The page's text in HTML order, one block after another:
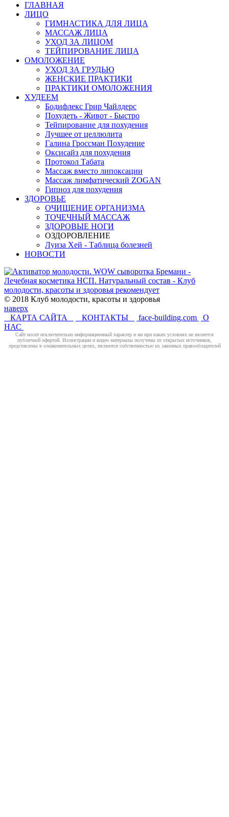
ГЛАВНАЯ
ЛИЦО
ГИМНАСТИКА ДЛЯ ЛИЦА
МАССАЖ ЛИЦА
УХОД ЗА ЛИЦОМ
ТЕЙПИРОВАНИЕ ЛИЦА
ОМОЛОЖЕНИЕ
УХОД ЗА ГРУДЬЮ
ЖЕНСКИЕ ПРАКТИКИ
ПРАКТИКИ ОМОЛОЖЕНИЯ
ХУДЕЕМ
Бодифлекс Грир Чайлдерс
Похудеть - Живот - Быстро
Тейпирование для похудения
Лучшее от целлюлита
Галина Гроссман Похудение
Оксисайз для похудения
Протокол Табата
Массаж вместо липоксации
Массаж лимфатический ZOGAN
Гипноз для похудения
ЗДОРОВЬЕ
ОЧИЩЕНИЕ ОРГАНИЗМА
ТОЧЕЧНЫЙ МАССАЖ
ЗДОРОВЫЕ НОГИ
ОЗДОРОВЛЕНИЕ
Луиза Хей - Таблица болезней
НОВОСТИ
© 2018 Клуб молодости, красоты и здоровья
наверх
КАРТА САЙТА
КОНТАКТЫ face-building.com
О
НАС
Cайт носит исключительно информационный характер и ни при каких условиях не является
публичной офертой. Иллюстрации и видео материалы получены из открытых источников,
представлены в ознакомительных целях, являются собственностью их законных правообладателей